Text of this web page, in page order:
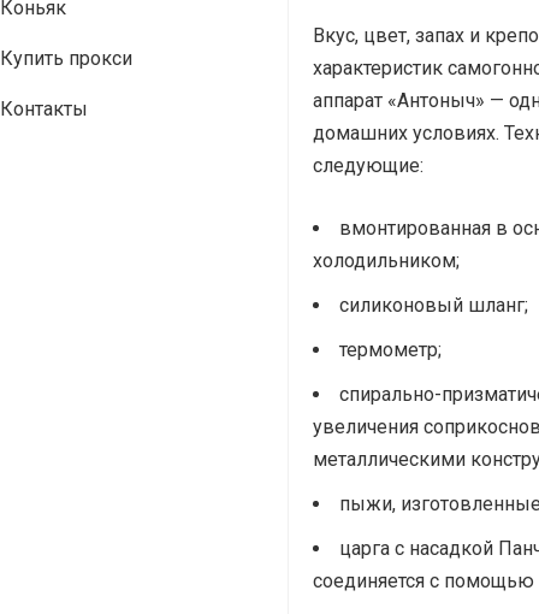
Коньяк
Купить прокси
Контакты
Вкус, цвет, запах и
характеристик
аппарат «Антоныч» —
домашних условиях.
следующие:
вмонтированная в
холодильником;
силиконовый шланг;
термометр;
спирально-
увеличения
металлическими
пыжи,
царга с насадкой
соединяется с помощью